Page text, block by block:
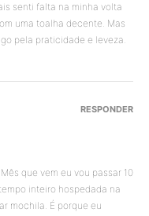
senti falta na minha volta
uma toalha decente. Mas
pela praticidade e leveza.
que vem eu vou passar 10
inteiro hospedada na
mochila. É porque eu
RESPONDER